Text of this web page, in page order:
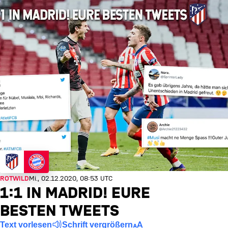
ROTWILDMi., 02.12.2020, 08:53 UTC
1:1 IN MADRID! EURE
BESTEN TWEETS
Text vorlesen Schrift vergrößern